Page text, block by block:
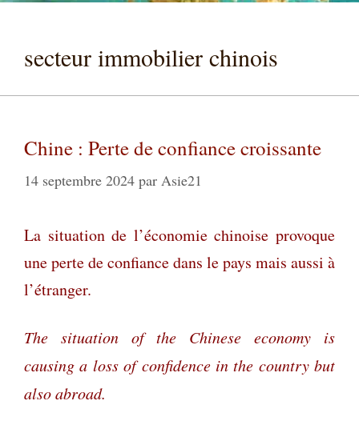
secteur immobilier chinois
Chine : Perte de confiance croissante
14 septembre 2024 par Asie21
La situation de l’économie chinoise provoque
une perte de confiance dans le pays mais aussi à
l’étranger.
The situation of the Chinese economy is
causing a loss of confidence in the country but
also abroad.